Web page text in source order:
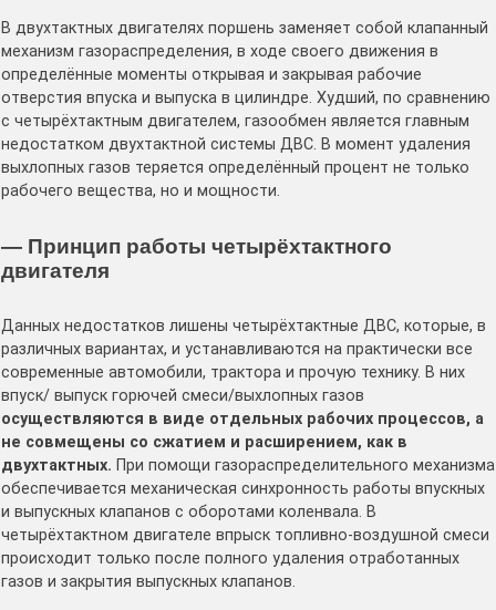
В двухтактных двигателях поршень заменяет собой клапанный
механизм газораспределения, в ходе своего движения в
определённые моменты открывая и закрывая рабочие
отверстия впуска и выпуска в цилиндре. Худший, по сравнению
с четырёхтактным двигателем, газообмен является главным
недостатком двухтактной системы ДВС. В момент удаления
выхлопных газов теряется определённый процент не только
рабочего вещества, но и мощности.
— Принцип работы четырёхтактного
двигателя
Данных недостатков лишены четырёхтактные ДВС, которые, в
различных вариантах, и устанавливаются на практически все
современные автомобили, трактора и прочую технику. В них
впуск/ выпуск горючей смеси/выхлопных газов
осуществляются в виде отдельных рабочих процессов, а
не совмещены со сжатием и расширением, как в
двухтактных. При помощи газораспределительного механизма
обеспечивается механическая синхронность работы впускных
и выпускных клапанов с оборотами коленвала. В
четырёхтактном двигателе впрыск топливно-воздушной смеси
происходит только после полного удаления отработанных
газов и закрытия выпускных клапанов.